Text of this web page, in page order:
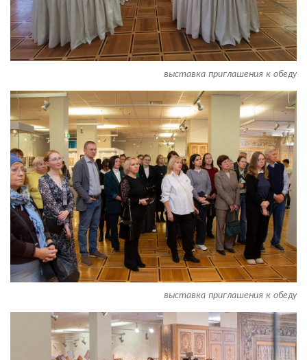
выставка приглашения к обеду
выставка приглашения к обеду